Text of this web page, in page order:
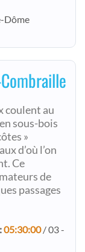
Dôme
coulent au
sous-bois
»
d’où l’on
Ce
de
passages
05:30:00/ 03 -